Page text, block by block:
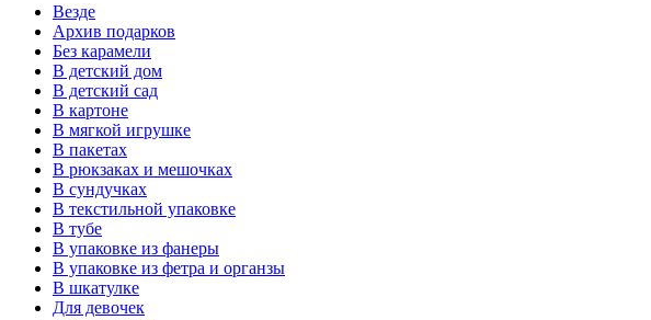
Везде
Архив подарков
Без карамели
В детский дом
В детский сад
В картоне
В мягкой игрушке
В пакетах
В рюкзаках и мешочках
В сундучках
В текстильной упаковке
В тубе
В упаковке из фанеры
В упаковке из фетра и органзы
В шкатулке
Для девочек